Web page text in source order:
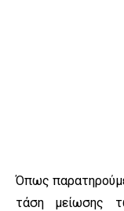
Όπως
τάση μείωσης